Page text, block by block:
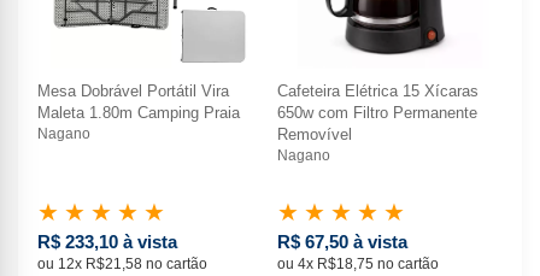
Mesa Dobrável Portátil Vira
Maleta 1.80m Camping Praia
Nagano
★ ★ ★ ★ ★
R$ 233,10 à vista
ou 12x R$21,58 no cartão
Cafeteira Elétrica 15 Xícaras
650w com Filtro Permanente
Removível
Nagano
★ ★ ★ ★ ★
R$ 67,50 à vista
ou 4x R$18,75 no cartão